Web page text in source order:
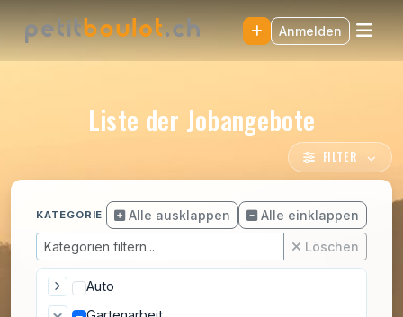
Anmelden
Liste der Jobangebote
FILTER
KATEGORIE Alle ausklappen Alle einklappen
Löschen
Auto